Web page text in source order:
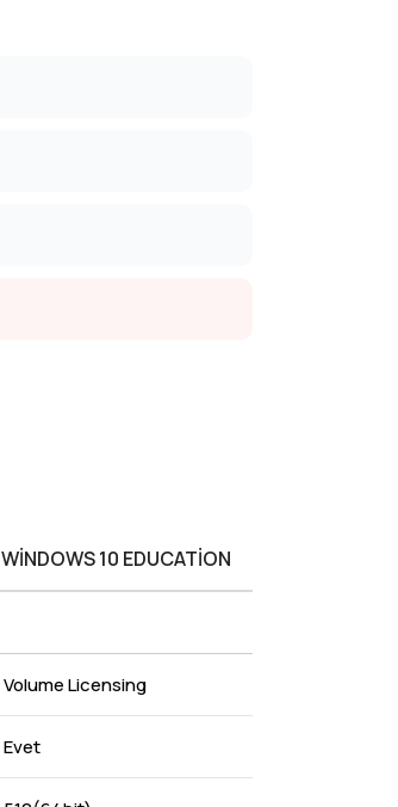
WINDOWS 10 EDUCATION
Volume Licensing
Evet